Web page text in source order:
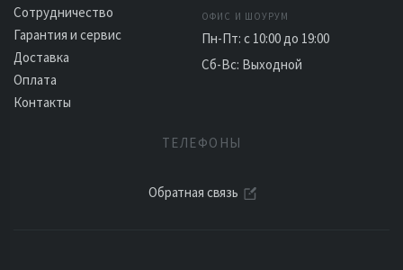
Сотрудничество
Гарантия и сервис
Доставка
Оплата
Контакты
ОФИС И ШОУРУМ
Пн-Пт: с 10:00 до 19:00
Сб-Вс: Выходной
ТЕЛЕФОНЫ
Обратная связь